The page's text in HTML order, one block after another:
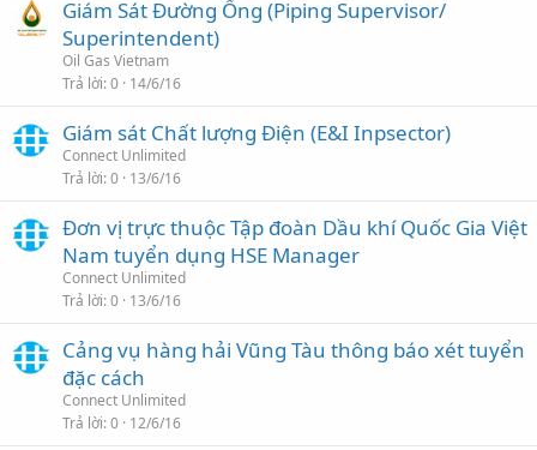
Giám Sát Đường Ống (Piping Supervisor/
Superintendent)
Oil Gas Vietnam
Trả lời 0 14/6/16
Giám sát Chất lượng Điện (E&I Inpsector)
Connect Unlimited
Trả lời 0 13/6/16
Đơn vị trực thuộc Tập đoàn Dầu khí Quốc Gia Việt
Nam tuyển dụng HSE Manager
Connect Unlimited
Trả lời 0 13/6/16
Cảng vụ hàng hải Vũng Tàu thông báo xét tuyển
đặc cách
Connect Unlimited
Trả lời 0 12/6/16